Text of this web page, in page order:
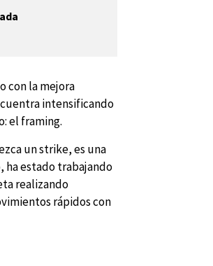
con la mejora
intensificando
el framing.
un strike, es una
ha estado trabajando
realizando
rápidos con